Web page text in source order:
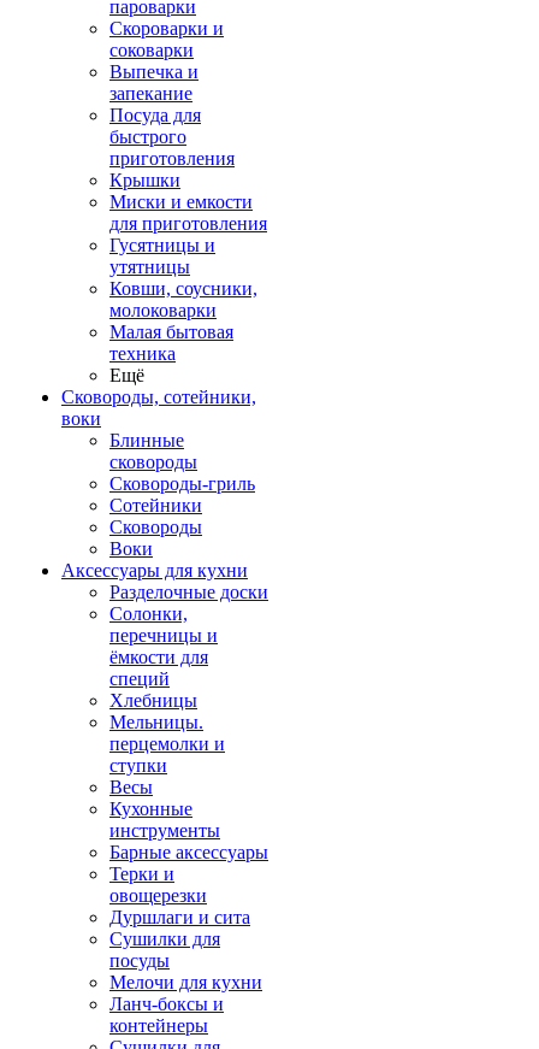
пароварки
Скороварки и
соковарки
Выпечка и
запекание
Посуда для
быстрого
приготовления
Крышки
Миски и емкости
для приготовления
Гусятницы и
утятницы
Ковши, соусники,
молоковарки
Малая бытовая
техника
Ещё
Сковороды, сотейники,
воки
Блинные
сковороды
Сковороды-гриль
Сотейники
Сковороды
Воки
Аксессуары для кухни
Разделочные доски
Солонки,
перечницы и
ёмкости для
специй
Хлебницы
Мельницы.
перцемолки и
ступки
Весы
Кухонные
инструменты
Барные аксессуары
Терки и
овощерезки
Дуршлаги и сита
Сушилки для
посуды
Мелочи для кухни
Ланч-боксы и
контейнеры